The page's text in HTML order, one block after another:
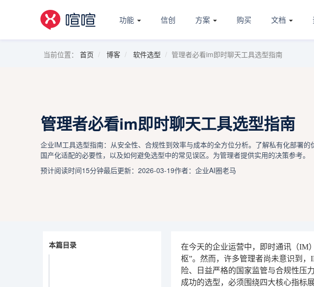
功能 信创 方案 购买 文档
当前位置： 首页 博客 软件选型 管理者必看im即时聊天工具选型指南
管理者必看im即时聊天工具选型指南
企业IM工具选型指南：从安全性、合规性到效率与成本的全方位分析。了解私有化部署的
国产化适配的必要性，以及如何避免选型中的常见误区。为管理者提供实用的决策参考。
预计阅读时间15分钟最后更新：2026-03-19作者：企业AI圈老马
本篇目录
在今天的企业运营中，即时通讯（IM
枢”。然而，许多管理者尚未意识到
险、日益严格的国家监管与合规性压
成功的选型，必须围绕四大核心指标